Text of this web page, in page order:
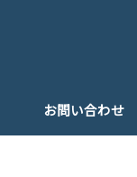
お問い合わせ